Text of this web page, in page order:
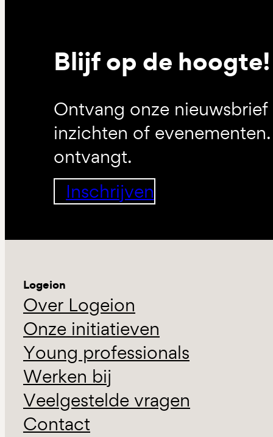
Blijf op de hoogte!
Ontvang onze
inzichten of
ontvangt.
Inschrijven
Logeion
Over Logeion
Onze initiatieven
Young professionals
Werken bij
Veelgestelde vragen
Contact